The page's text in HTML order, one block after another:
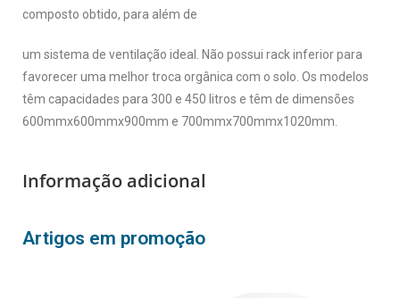
composto obtido, para além de
um sistema de ventilação ideal. Não possui rack inferior para
favorecer uma melhor troca orgânica com o solo. Os modelos
têm capacidades para 300 e 450 litros e têm de dimensões
600mmx600mmx900mm e 700mmx700mmx1020mm.
Informação adicional
Artigos em promoção